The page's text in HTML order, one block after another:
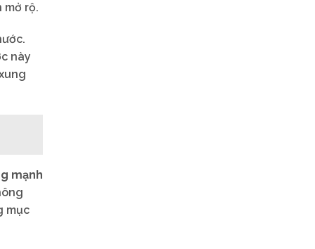
mở rộ.
này
mạnh
mục